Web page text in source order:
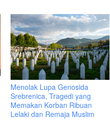
Menolak Lupa Genosida
Srebrenica, Tragedi yang
Memakan Korban Ribuan
Lelaki dan Remaja Muslim